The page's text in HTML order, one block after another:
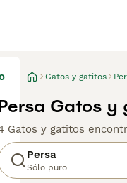
Gatos y gatitos
Gatos y
Gatos y gatitos
Persa
Sólo puro